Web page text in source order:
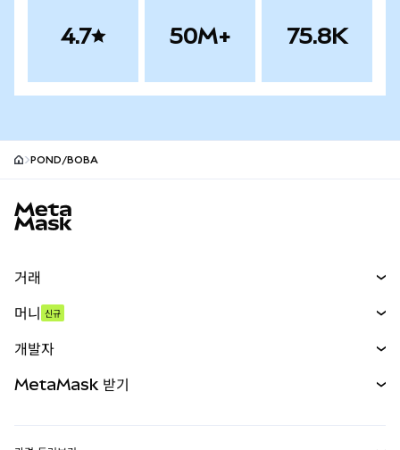
4.7 50M+ 75.8K
POND/BOBA
거래
무기한 선물
실물자산
머니 신규
개발자
MetaMask 받기